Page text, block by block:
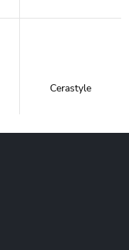
Cerastyle